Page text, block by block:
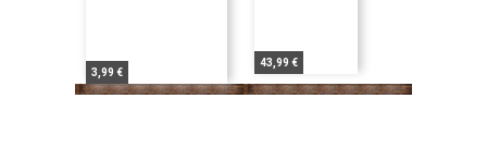
3,99 €
43,99 €